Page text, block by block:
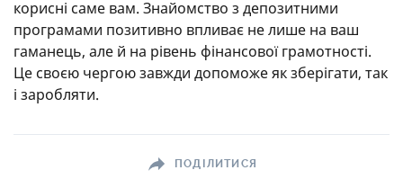
корисні саме вам. Знайомство з депозитними
програмами позитивно впливає не лише на ваш
гаманець, але й на рівень фінансової грамотності.
Це своєю чергою завжди допоможе як зберігати, так
і заробляти.
ПОДІЛИТИСЯ